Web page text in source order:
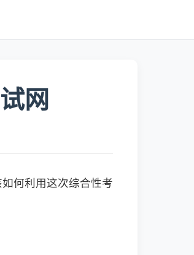
网
何利用这次综合性考